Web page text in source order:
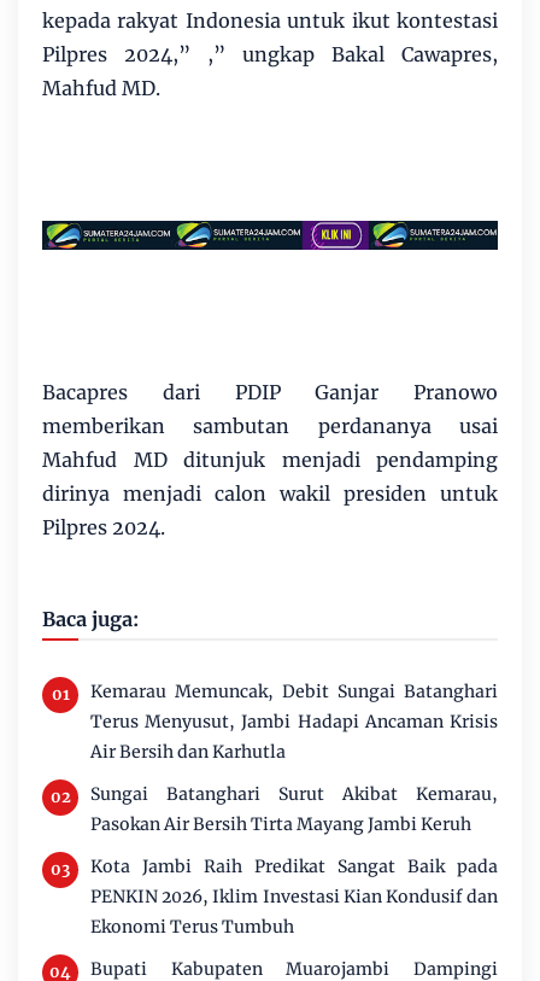
kepada rakyat Indonesia untuk ikut kontestasi
Pilpres 2024,” ,” ungkap Bakal Cawapres,
Mahfud MD.
Bacapres dari PDIP Ganjar Pranowo
memberikan sambutan perdananya usai
Mahfud MD ditunjuk menjadi pendamping
dirinya menjadi calon wakil presiden untuk
Pilpres 2024.
Baca juga:
Kemarau Memuncak, Debit Sungai Batanghari
Terus Menyusut, Jambi Hadapi Ancaman Krisis
Air Bersih dan Karhutla
Sungai Batanghari Surut Akibat Kemarau,
Pasokan Air Bersih Tirta Mayang Jambi Keruh
Kota Jambi Raih Predikat Sangat Baik pada
PENKIN 2026, Iklim Investasi Kian Kondusif dan
Ekonomi Terus Tumbuh
Bupati Kabupaten Muarojambi Dampingi